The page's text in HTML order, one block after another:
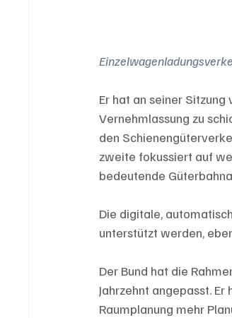
Er hat an seiner
Vernehmlassung zu
den
zweite fokussiert auf
bedeutende
Die digitale,
unterstützt werden,
Der Bund hat die
Jahrzehnt angepasst.
Raumplanung mehr